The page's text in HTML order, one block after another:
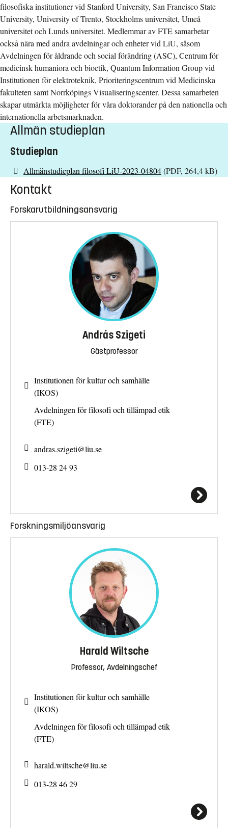
filosofiska institutioner vid Stanford University, San Francisco State
University, University of Trento, Stockholms universitet, Umeå
universitet och Lunds universitet. Medlemmar av FTE samarbetar
också nära med andra avdelningar och enheter vid LiU, såsom
Avdelningen för åldrande och social förändring (ASC), Centrum för
medicinsk humaniora och bioetik, Quantum Information Group vid
Institutionen för elektroteknik, Prioriteringscentrum vid Medicinska
fakulteten samt Norrköpings Visualiseringscenter. Dessa samarbeten
skapar utmärkta möjligheter för våra doktorander på den nationella och
internationella arbetsmarknaden.
Allmän studieplan
Studieplan
Allmänstudieplan filosofi LiU-2023-04804(PDF, 264,4 kB)
Kontakt
Forskarutbildningsansvarig
András Szigeti
Gästprofessor
Institutionen för kultur och samhälle
(IKOS)
Avdelningen för filosofi och tillämpad etik
(FTE)
andras.szigeti@liu.se
013-28 24 93
Forskningsmiljöansvarig
Harald Wiltsche
Professor, Avdelningschef
Institutionen för kultur och samhälle
(IKOS)
Avdelningen för filosofi och tillämpad etik
(FTE)
harald.wiltsche@liu.se
013-28 46 29